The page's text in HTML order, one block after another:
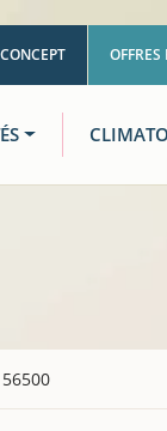
OFFRES